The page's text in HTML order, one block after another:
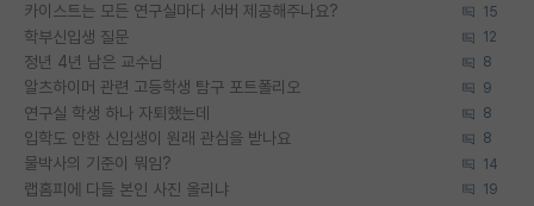
카이스트는 모든 연구실마다 서버 제공해주나요? 15
학부신입생 질문 12
정년 4년 남은 교수님 8
알츠하이머 관련 고등학생 탐구 포트폴리오 9
연구실 학생 하나 자퇴했는데 8
입학도 안한 신입생이 원래 관심을 받나요 8
물박사의 기준이 뭐임? 14
랩홈피에 다들 본인 사진 올리냐 19